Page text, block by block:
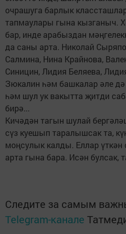
очрашуга барлык
тапмаулары гына кызганыч.
бар, инде арабыздан
да саны арта. Николай
Салмина, Нина Крайнова,
Синицин, Лидия Беляева,
Зюкалин һәм башкалар әле дә
һәм шул ук вакытта җитди
бирә...
Кичәдән тагын шулай
сүз куешып таралышсак та,
моңсулык калды. Еллар үткән
арта гына бара. Исән булсак,
Следите за самым
Telegram-канале